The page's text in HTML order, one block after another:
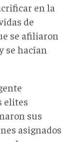
en la
de
se afiliaron
se hacían
elites
sus
asignados